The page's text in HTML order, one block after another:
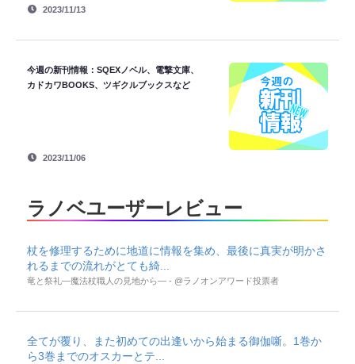
2023/11/13
今週の新刊情報：SQEXノベル、電撃文庫、
カドカワBOOKS、ツギクルブックスなど
2023/11/06
ラノベユーザーレビュー
杖を修理するために地道に情報を集め、最後に真実が明かさ
れるまでの流れがとても綺...
竜と祭礼―魔法杖職人の見地から― - @ラノオンアワード投票者
全てが覆り、また初めての出逢いから始まる御伽噺。1巻か
ら3巻までのオスカーとテ...